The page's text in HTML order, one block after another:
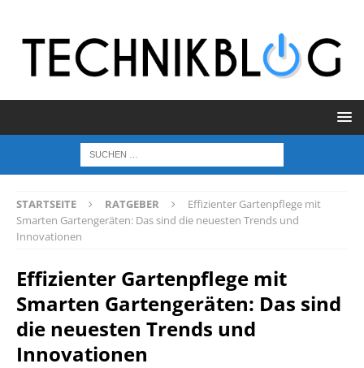
STARTSEITE RATGEBER
Effizienter Gartenpflege mit
Smarten Gartengeräten: Das sind die neuesten Trends und
Innovationen
Effizienter Gartenpflege mit
Smarten Gartengeräten: Das sind
die neuesten Trends und
Innovationen